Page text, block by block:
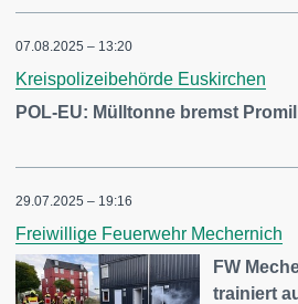
07.08.2025 – 13:20
Kreispolizeibehörde Euskirchen
POL-EU: Mülltonne bremst
29.07.2025 – 19:16
Freiwillige Feuerwehr Mechernich
FW
trainiert